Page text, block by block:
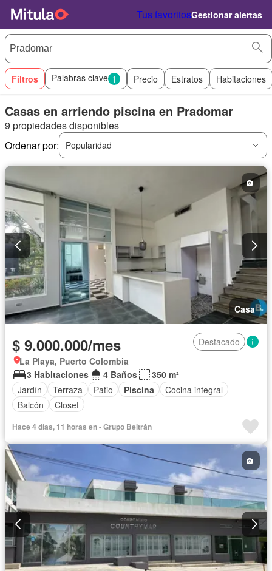
Tus favoritosGestionar alertas
Filtros Palabras clave 1 Precio Estratos Habitaciones
Casas en arriendo piscina en Pradomar
9 propiedades disponibles
Ordenar por:
Popularidad
Casa
$ 9.000.000/mes
Destacado
La Playa, Puerto Colombia
3 Habitaciones
4 Baños
350 m²
Jardín
Terraza Patio Piscina
Cocina integral
Balcón
Closet
Hace 4 días, 11 horas en - Grupo Beltrán